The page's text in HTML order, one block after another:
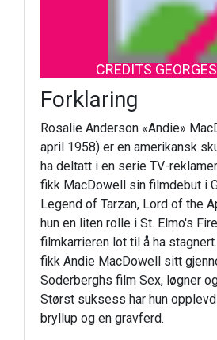
CREDITS
Forklaring
Rosalie Anderson «Andie»
april 1958) er en amerikansk
ha deltatt i en serie TV-
fikk MacDowell sin filmdebut i
Legend of Tarzan, Lord of the
hun en liten rolle i St. Elmo's
filmkarrieren lot til å ha
fikk Andie MacDowell sitt
Soderberghs film Sex, løgner
Størst suksess har hun
bryllup og en gravferd.